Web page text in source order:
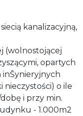
kanalizacyjną,
(wolnostojącej
opartych
inŜynieryjnych
nieczystości) o ile
i przy min.
- 1.000m2